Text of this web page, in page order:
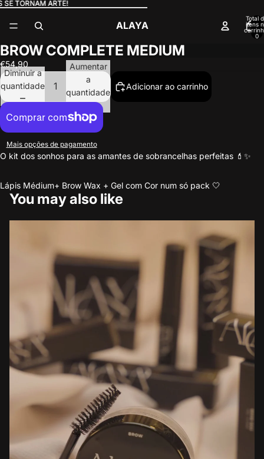
TORNAM ARTE!
TORNAM ARTE!
ALAYA
Total
itens
0
BROW COMPLETE MEDIUM
€54,90
Diminuir a
quantidade
Aumentar
a
quantidade
Adicionar ao carrinho
Mais opções de pagamento
O kit dos sonhos para as amantes de sobrancelhas perfeitas 💄✨
Lápis Médium+ Brow Wax + Gel com Cor num só pack 🤍
You may also like